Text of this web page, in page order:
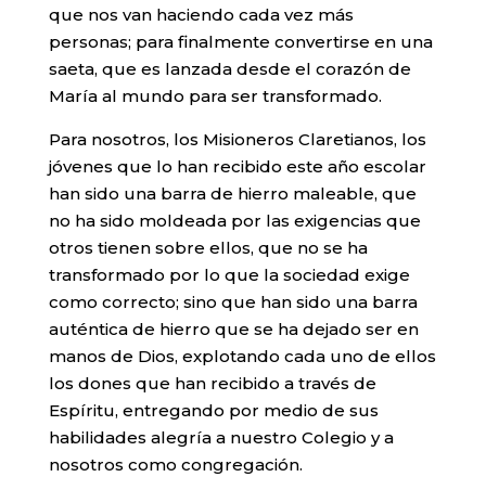
que nos van haciendo cada vez más
personas; para finalmente convertirse en una
saeta, que es lanzada desde el corazón de
María al mundo para ser transformado.
Para nosotros, los Misioneros Claretianos, los
jóvenes que lo han recibido este año escolar
han sido una barra de hierro maleable, que
no ha sido moldeada por las exigencias que
otros tienen sobre ellos, que no se ha
transformado por lo que la sociedad exige
como correcto; sino que han sido una barra
auténtica de hierro que se ha dejado ser en
manos de Dios, explotando cada uno de ellos
los dones que han recibido a través de
Espíritu, entregando por medio de sus
habilidades alegría a nuestro Colegio y a
nosotros como congregación.